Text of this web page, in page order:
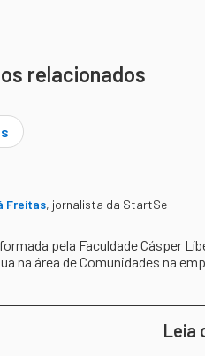
relacionados
Freitas, jornalista da StartSe
pela Faculdade Cásper
na área de Comunidades na
Leia